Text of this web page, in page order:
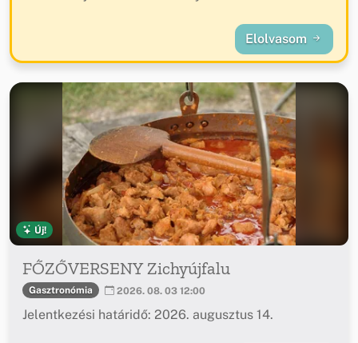
Elolvasom
Új!
FŐZŐVERSENY Zichyújfalu
Gasztronómia 2026. 08. 03 12:00
Jelentkezési határidő: 2026. augusztus 14.